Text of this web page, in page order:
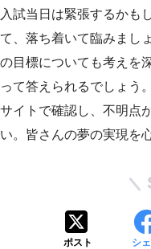
入試当日は緊張するかも
て、落ち着いて臨みまし
の目標についても考えを
って答えられるでしょう
サイトで確認し、不明点
い。皆さんの夢の実現を
ポスト シ